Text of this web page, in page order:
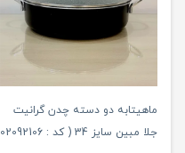
ماهیتابه دو دسته چدن گرانیت
جلا مبین سایز 34 ( کد : 02092106